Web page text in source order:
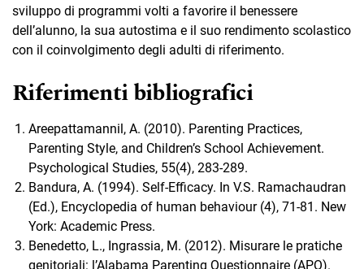
sviluppo di programmi volti a favorire il benessere
dell’alunno, la sua autostima e il suo rendimento scolastico
con il coinvolgimento degli adulti di riferimento.
Riferimenti bibliografici
Areepattamannil, A. (2010). Parenting Practices,
Parenting Style, and Children’s School Achievement.
Psychological Studies, 55(4), 283-289.
Bandura, A. (1994). Self-Efficacy. In V.S. Ramachaudran
(Ed.), Encyclopedia of human behaviour (4), 71-81. New
York: Academic Press.
Benedetto, L., Ingrassia, M. (2012). Misurare le pratiche
genitoriali: l’Alabama Parenting Questionnaire (APQ).